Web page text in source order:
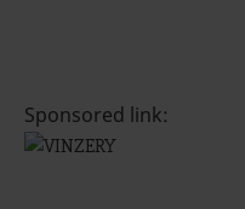
Sponsored link: